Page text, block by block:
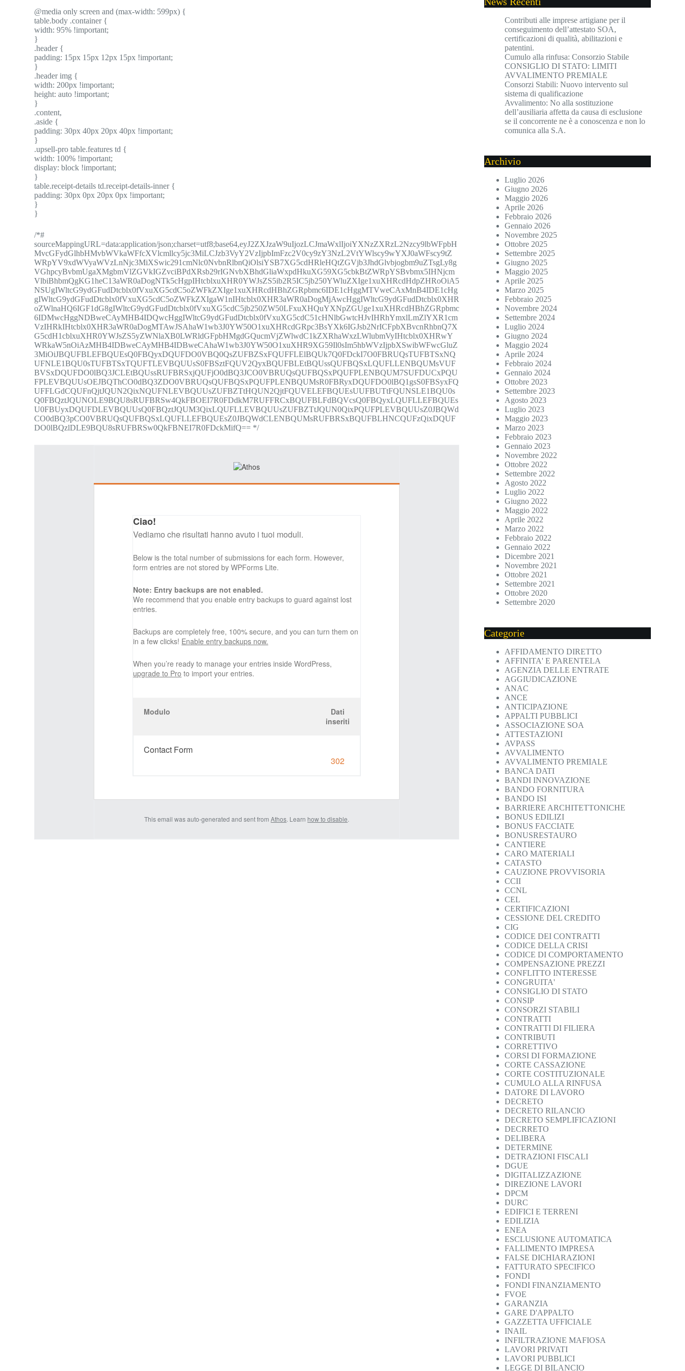
@media only screen and (max-width: 599px) {
table.body .container {
width: 95% !important;
}
.header {
padding: 15px 15px 12px 15px !important;
}
.header img {
width: 200px !important;
height: auto !important;
}
.content,
.aside {
padding: 30px 40px 20px 40px !important;
}
.upsell-pro table.features td {
width: 100% !important;
display: block !important;
}
table.receipt-details td.receipt-details-inner {
padding: 30px 0px 20px 0px !important;
}
}
/*#
sourceMappingURL=data:application/json;charset=utf8;base64,eyJ2ZXJzaW9uIjozLCJmaWxlIjoiYXNzZXRzL2Nzcy9lbWFpbH
MvcGFydGlhbHMvbWVkaWFfcXVlcmllcy5jc3MiLCJzb3VyY2VzIjpbImFzc2V0cy9zY3NzL2VtYWlscy9wYXJ0aWFscy9tZ
WRpYV9xdWVyaWVzLnNjc3MiXSwic291cmNlc0NvbnRlbnQiOlsiYSB7XG5cdHRleHQtZGVjb3JhdGlvbjogbm9uZTsgLy8g
VGhpcyBvbmUgaXMgbmVlZGVkIGZvciBPdXRsb29rIGNvbXBhdGliaWxpdHkuXG59XG5cbkBtZWRpYSBvbmx5IHNjcm
VlbiBhbmQgKG1heC13aWR0aDogNTk5cHgpIHtcblxuXHR0YWJsZS5ib2R5IC5jb250YWluZXIge1xuXHRcdHdpZHRoOiA5
NSUgIWltcG9ydGFudDtcblx0fVxuXG5cdC5oZWFkZXIge1xuXHRcdHBhZGRpbmc6IDE1cHggMTVweCAxMnB4IDE1cHg
gIWltcG9ydGFudDtcblx0fVxuXG5cdC5oZWFkZXIgaW1nIHtcblx0XHR3aWR0aDogMjAwcHggIWltcG9ydGFudDtcblx0XHR
oZWlnaHQ6IGF1dG8gIWltcG9ydGFudDtcblx0fVxuXG5cdC5jb250ZW50LFxuXHQuYXNpZGUge1xuXHRcdHBhZGRpbmc
6IDMwcHggNDBweCAyMHB4IDQwcHggIWltcG9ydGFudDtcblx0fVxuXG5cdC51cHNlbGwtcHJvIHRhYmxlLmZlYXR1cm
VzIHRkIHtcblx0XHR3aWR0aDogMTAwJSAhaW1wb3J0YW50O1xuXHRcdGRpc3BsYXk6IGJsb2NrICFpbXBvcnRhbnQ7X
G5cdH1cblxuXHR0YWJsZS5yZWNlaXB0LWRldGFpbHMgdGQucmVjZWlwdC1kZXRhaWxzLWlubmVyIHtcblx0XHRwY
WRkaW5nOiAzMHB4IDBweCAyMHB4IDBweCAhaW1wb3J0YW50O1xuXHR9XG59Il0sIm5hbWVzIjpbXSwibWFwcGluZ
3MiOiJBQUFBLEFBQUEsQ0FBQyxDQUFDO0VBQ0QsZUFBZSxFQUFFLElBQUk7Q0FDckI7O0FBRUQsTUFBTSxNQ
UFNLE1BQU0sTUFBTSxTQUFTLEVBQUUsS0FBSztFQUV2QyxBQUFBLEtBQUssQUFBQSxLQUFLLENBQUMsVUF
BVSxDQUFDO0lBQ3JCLEtBQUssRUFBRSxjQUFjO0dBQ3JCO0VBRUQsQUFBQSxPQUFPLENBQUM7SUFDUCxPQU
FPLEVBQUUsOEJBQThCO0dBQ3ZDO0VBRUQsQUFBQSxPQUFPLENBQUMsR0FBRyxDQUFDO0lBQ1gsS0FBSyxFQ
UFFLGdCQUFnQjtJQUN2QixNQUFNLEVBQUUsZUFBZTtHQUN2QjtFQUVELEFBQUEsUUFBUTtFQUNSLE1BQU0s
Q0FBQztJQUNOLE9BQU8sRUFBRSw4QkFBOEI7R0FDdkM7RUFFRCxBQUFBLFdBQVcsQ0FBQyxLQUFLLEFBQUEs
U0FBUyxDQUFDLEVBQUUsQ0FBQztJQUM3QixLQUFLLEVBQUUsZUFBZTtJQUN0QixPQUFPLEVBQUUsZ0JBQWd
CO0dBQ3pCO0VBRUQsQUFBQSxLQUFLLEFBQUEsZ0JBQWdCLENBQUMsRUFBRSxBQUFBLHNCQUFzQixDQUF
DO0lBQzlDLE9BQU8sRUFBRSw0QkFBNEI7R0FDckMifQ== */
Ciao!
Vediamo che risultati hanno avuto i tuoi moduli.
Below is the total number of submissions for each form. However,
form entries are not stored by WPForms Lite.
Note: Entry backups are not enabled.
We recommend that you enable entry backups to guard against lost
entries.
Backups are completely free, 100% secure, and you can turn them on
in a few clicks! Enable entry backups now.
When you’re ready to manage your entries inside WordPress,
upgrade to Pro to import your entries.
Modulo
Dati
inseriti
Contact Form
302
This email was auto-generated and sent fromAthos. Learn how to disable.
Contributi alle imprese artigiane per il
conseguimento dell’attestato SOA,
certificazioni di qualità, abilitazioni e
patentini.
Cumulo alla rinfusa: Consorzio Stabile
CONSIGLIO DI STATO: LIMITI
AVVALIMENTO PREMIALE
Consorzi Stabili: Nuovo intervento sul
sistema di qualificazione
Avvalimento: No alla sostituzione
dell’ausiliaria affetta da causa di esclusione
se il concorrente ne è a conoscenza e non lo
comunica alla S.A.
Archivio
Luglio 2026
Giugno 2026
Maggio 2026
Aprile 2026
Febbraio 2026
Gennaio 2026
Novembre 2025
Ottobre 2025
Settembre 2025
Giugno 2025
Maggio 2025
Aprile 2025
Marzo 2025
Febbraio 2025
Novembre 2024
Settembre 2024
Luglio 2024
Giugno 2024
Maggio 2024
Aprile 2024
Febbraio 2024
Gennaio 2024
Ottobre 2023
Settembre 2023
Agosto 2023
Luglio 2023
Maggio 2023
Marzo 2023
Febbraio 2023
Gennaio 2023
Novembre 2022
Ottobre 2022
Settembre 2022
Agosto 2022
Luglio 2022
Giugno 2022
Maggio 2022
Aprile 2022
Marzo 2022
Febbraio 2022
Gennaio 2022
Dicembre 2021
Novembre 2021
Ottobre 2021
Settembre 2021
Ottobre 2020
Settembre 2020
Categorie
AFFIDAMENTO DIRETTO
AFFINITA' E PARENTELA
AGENZIA DELLE ENTRATE
AGGIUDICAZIONE
ANAC
ANCE
ANTICIPAZIONE
APPALTI PUBBLICI
ASSOCIAZIONE SOA
ATTESTAZIONI
AVPASS
AVVALIMENTO
AVVALIMENTO PREMIALE
BANCA DATI
BANDI INNOVAZIONE
BANDO FORNITURA
BANDO ISI
BARRIERE ARCHITETTONICHE
BONUS EDILIZI
BONUS FACCIATE
BONUSRESTAURO
CANTIERE
CARO MATERIALI
CATASTO
CAUZIONE PROVVISORIA
CCII
CCNL
CEL
CERTIFICAZIONI
CESSIONE DEL CREDITO
CIG
CODICE DEI CONTRATTI
CODICE DELLA CRISI
CODICE DI COMPORTAMENTO
COMPENSAZIONE PREZZI
CONFLITTO INTERESSE
CONGRUITA'
CONSIGLIO DI STATO
CONSIP
CONSORZI STABILI
CONTRATTI
CONTRATTI DI FILIERA
CONTRIBUTI
CORRETTIVO
CORSI DI FORMAZIONE
CORTE CASSAZIONE
CORTE COSTITUZIONALE
CUMULO ALLA RINFUSA
DATORE DI LAVORO
DECRETO
DECRETO RILANCIO
DECRETO SEMPLIFICAZIONI
DECRRETO
DELIBERA
DETERMINE
DETRAZIONI FISCALI
DGUE
DIGITALIZZAZIONE
DIREZIONE LAVORI
DPCM
DURC
EDIFICI E TERRENI
EDILIZIA
ENEA
ESCLUSIONE AUTOMATICA
FALLIMENTO IMPRESA
FALSE DICHIARAZIONI
FATTURATO SPECIFICO
FONDI
FONDI FINANZIAMENTO
FVOE
GARANZIA
GARE D'APPALTO
GAZZETTA UFFICIALE
INAIL
INFILTRAZIONE MAFIOSA
LAVORI PRIVATI
LAVORI PUBBLICI
LEGGE DI BILANCIO